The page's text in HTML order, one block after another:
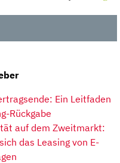
Ein Leitfaden
Rückgabe
auf dem Zweitmarkt:
das Leasing von E-